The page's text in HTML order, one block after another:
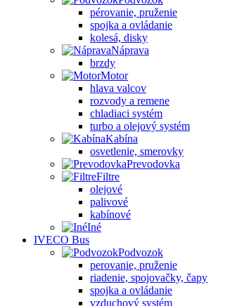
pérovanie, pruženie
spojka a ovládanie
kolesá, disky
Náprava
brzdy
Motor
hlava valcov
rozvody a remene
chladiaci systém
turbo a olejový systém
Kabína
osvetlenie, smerovky
Prevodovka
Filtre
olejové
palivové
kabínové
Iné
IVECO Bus
Podvozok
perovanie, pruženie
riadenie, spojovačky, čapy
spojka a ovládanie
vzduchový systém